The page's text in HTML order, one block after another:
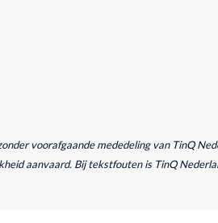
voorafgaande mededeling van TinQ
aanvaard. Bij tekstfouten is TinQ